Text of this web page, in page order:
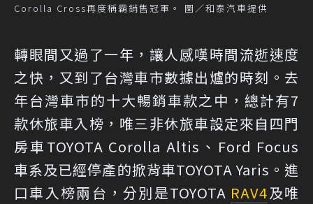
Corolla Cross再度稱霸銷售冠軍。 圖／和泰汽車提供
轉眼間又過了一年，讓人感嘆時間流逝速度
之快，又到了台灣車市數據出爐的時刻。去
年台灣車市的十大暢銷車款之中，總計有7
款休旅車入榜，唯三非休旅車設定來自四門
房車TOYOTA Corolla Altis、Ford Focus
車系及已經停產的掀背車TOYOTA Yaris。進
口車入榜兩台，分別是TOYOTA RAV4及唯